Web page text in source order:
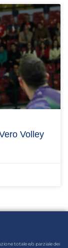
Volley
totale e/o parziale dei